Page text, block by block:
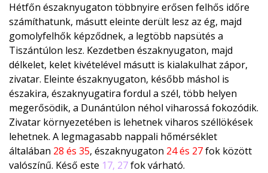
Hétfőn északnyugaton többnyire erősen felhős időre
számíthatunk, másutt eleinte derült lesz az ég, majd
gomolyfelhők képződnek, a legtöbb napsütés a
Tiszántúlon lesz. Kezdetben északnyugaton, majd
délkelet, kelet kivételével másutt is kialakulhat zápor,
zivatar. Eleinte északnyugaton, később máshol is
északira, északnyugatira fordul a szél, több helyen
megerősödik, a Dunántúlon néhol viharossá fokozódik.
Zivatar környezetében is lehetnek viharos széllökések
lehetnek. A legmagasabb nappali hőmérséklet
általában 28 és 35, északnyugaton 24 és 27fok között
valószínű. Késő este 17, 27fok várható.